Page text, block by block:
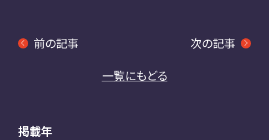
前の記事
一覧にもどる
次の記事
掲載年